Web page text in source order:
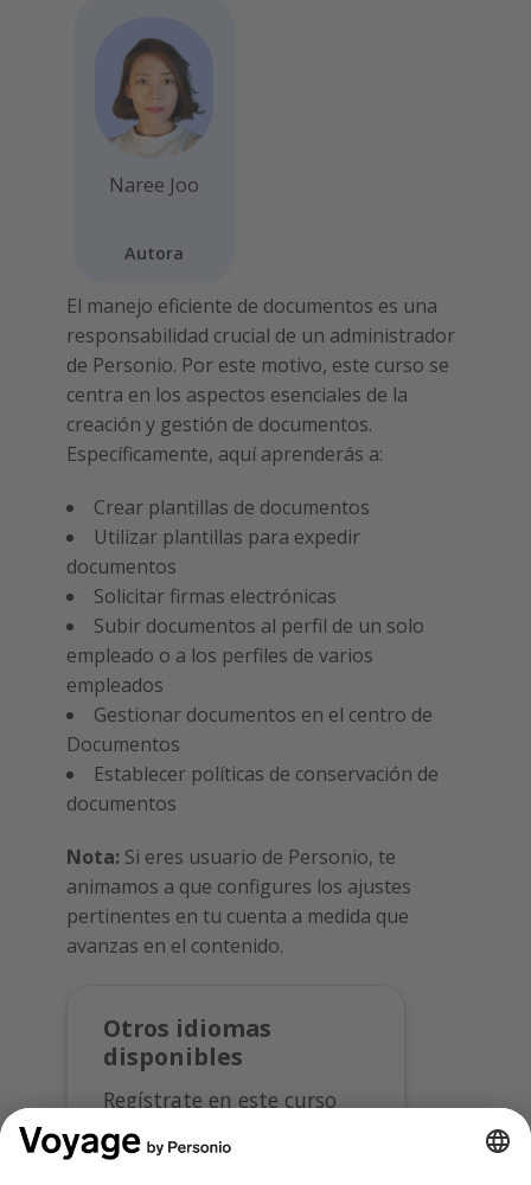
Naree Joo
Autora
El manejo eficiente de documentos es una
responsabilidad crucial de un administrador
de Personio. Por este motivo, este curso se
centra en los aspectos esenciales de la
creación y gestión de documentos.
Específicamente, aquí aprenderás a:
Crear plantillas de documentos
Utilizar plantillas para expedir
documentos
Solicitar firmas electrónicas
Subir documentos al perfil de un solo
empleado o a los perfiles de varios
empleados
Gestionar documentos en el centro de
Documentos
Establecer políticas de conservación de
documentos
Nota: Si eres usuario de Personio, te
animamos a que configures los ajustes
pertinentes en tu cuenta a medida que
avanzas en el contenido.
Otros idiomas
disponibles
Regístrate en este curso
en: